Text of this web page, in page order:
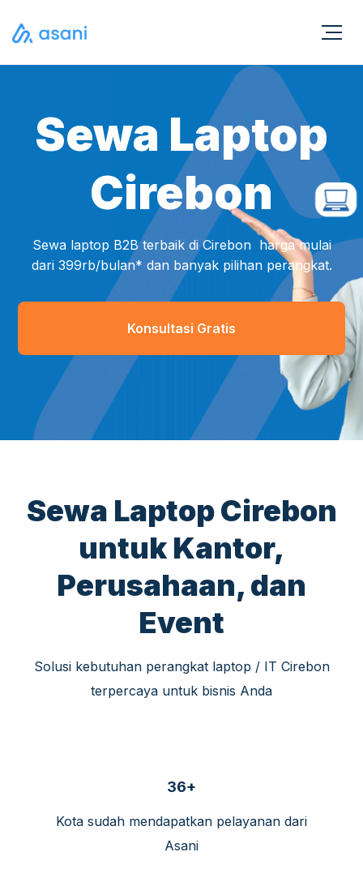
Sewa Laptop
Cirebon
Sewa laptop B2B terbaik di Cirebon harga mulai
dari 399rb/bulan* dan banyak pilihan perangkat.
Konsultasi Gratis
Sewa Laptop Cirebon
untuk Kantor,
Perusahaan, dan
Event
Solusi kebutuhan perangkat laptop / IT Cirebon
terpercaya untuk bisnis Anda
36+
Kota sudah mendapatkan pelayanan dari
Asani